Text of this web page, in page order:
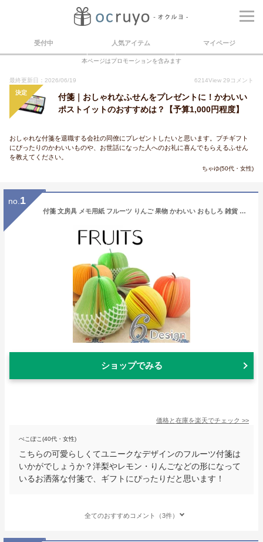
受付中 人気アイテム マイページ
本ページはプロモーションを含みます
最終更新日：2026/06/19 6214View 29 コメント
決定
付箋｜おしゃれなふせんをプレゼントに！かわいい
ポストイットのおすすめは？【予算1,000円程度】
おしゃれな付箋を退職する会社の同僚にプレゼントしたいと思います。プチギフト
にぴったりのかわいいものや、お世話になった人へのお礼に喜んでもらえるふせん
を教えてください。
ちゃゆ(50代・女性)
no. 1
付箋 文房具 メモ用紙 フルーツ りんご 果物 かわいい おもしろ 雑貨 パーティ 大人 女子 全6種 hmp-014
ショップでみる
価格と在庫を楽天でチェック >>
ぺこぽこ(40代・女性)
こちらの可愛らしくてユニークなデザインのフルーツ付箋は
いかがでしょうか？洋梨やレモン・りんごなどの形になって
いるお洒落な付箋で、ギフトにぴったりだと思います！
全てのおすすめコメント（3件）